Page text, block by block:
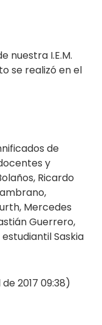
nuestra I.E.M.
se realizó en el
de
y
Ricardo
Mercedes
Guerrero,
Saskia
2017 09:38)